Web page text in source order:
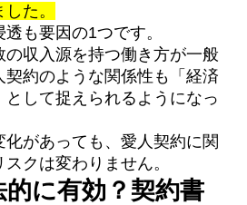
た。
も要因の1つです。
収入源を持つ働き方が一般
約のような関係性も「経済
して捉えられるようになっ
があっても、愛人契約に関
クは変わりません。
に有効？契約書